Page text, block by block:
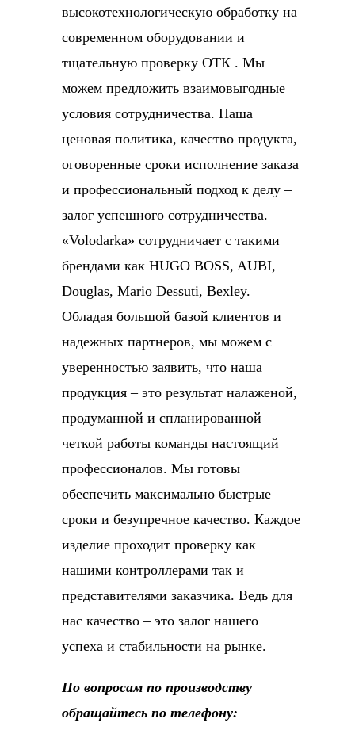
высокотехнологическую обработку на
современном оборудовании и
тщательную проверку ОТК . Мы
можем предложить взаимовыгодные
условия сотрудничества. Наша
ценовая политика, качество продукта,
оговоренные сроки исполнение заказа
и профессиональный подход к делу –
залог успешного сотрудничества.
«Volodarka» сотрудничает с такими
брендами как HUGO BOSS, AUBI,
Douglas, Mario Dessuti, Bexley.
Обладая большой базой клиентов и
надежных партнеров, мы можем с
уверенностью заявить, что наша
продукция – это результат налаженой,
продуманной и спланированной
четкой работы команды настоящий
профессионалов. Мы готовы
обеспечить максимально быстрые
сроки и безупречное качество. Каждое
изделие проходит проверку как
нашими контроллерами так и
представителями заказчика. Ведь для
нас качество – это залог нашего
успеха и стабильности на рынке.
По вопросам по производству
обращайтесь по телефону: